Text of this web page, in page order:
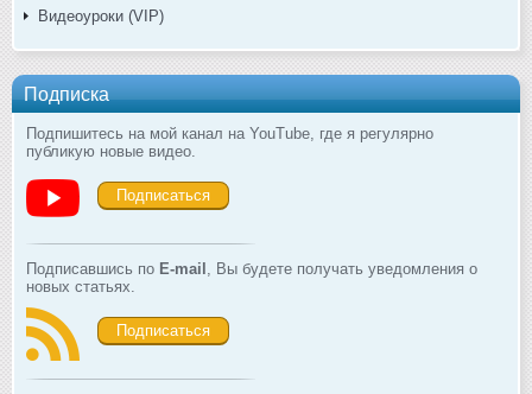
Видеоуроки (VIP)
Подписка
Подпишитесь на мой канал на YouTube, где я регулярно
публикую новые видео.
Подписаться
Подписавшись по E-mail , Вы будете получать уведомления о
новых статьях.
Подписаться